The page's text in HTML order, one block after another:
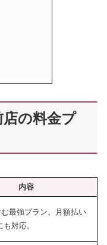
の料金プ
内容
最強プラン。月額払い
対応。